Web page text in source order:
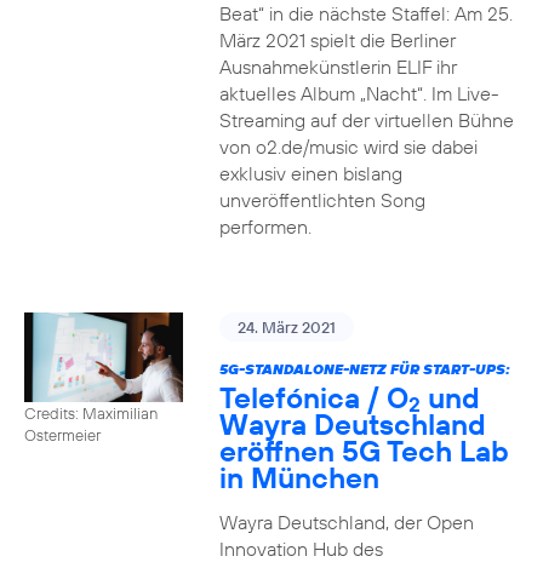
Beat“ in die nächste Staffel: Am 25.
März 2021 spielt die Berliner
Ausnahmekünstlerin ELIF ihr
aktuelles Album „Nacht“. Im Live-
Streaming auf der virtuellen Bühne
von o2.de/music wird sie dabei
exklusiv einen bislang
unveröffentlichten Song
performen.
Credits: Maximilian
Ostermeier
24. März 2021
5G-STANDALONE-NETZ FÜR START-UPS:
Telefónica / O2 und
Wayra Deutschland
eröffnen 5G Tech Lab
in München
Wayra Deutschland, der Open
Innovation Hub des